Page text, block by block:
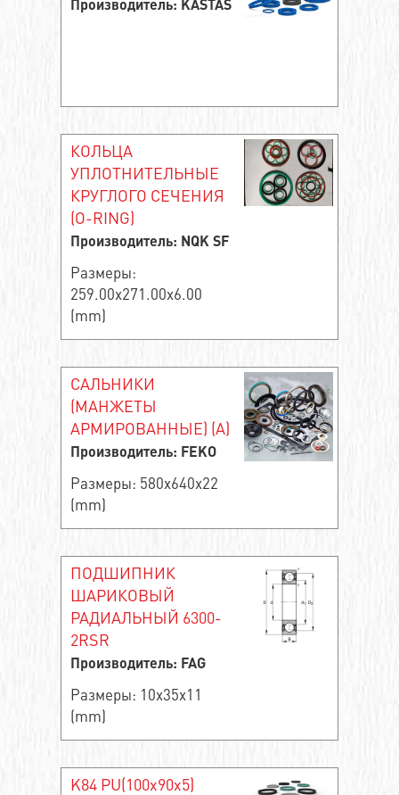
Производитель: KASTAS
КОЛЬЦА
УПЛОТНИТЕЛЬНЫЕ
КРУГЛОГО СЕЧЕНИЯ
(O-RING)
Производитель: NQK SF
Размеры:
259.00x271.00x6.00
(mm)
САЛЬНИКИ
(МАНЖЕТЫ
АРМИРОВАННЫЕ) (A)
Производитель: FEKO
Размеры: 580x640x22
(mm)
ПОДШИПНИК
ШАРИКОВЫЙ
РАДИАЛЬНЫЙ 6300-
2RSR
Производитель: FAG
Размеры: 10x35x11
(mm)
K84 PU(100x90x5)